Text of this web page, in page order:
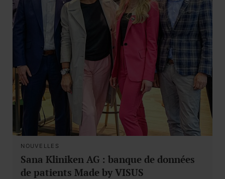
NOUVELLES
Sana Kliniken AG : banque de données
de patients Made by VISUS